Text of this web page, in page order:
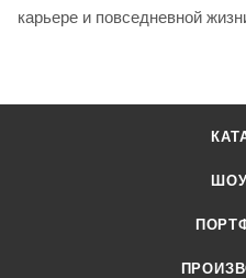
карьере и повседневной